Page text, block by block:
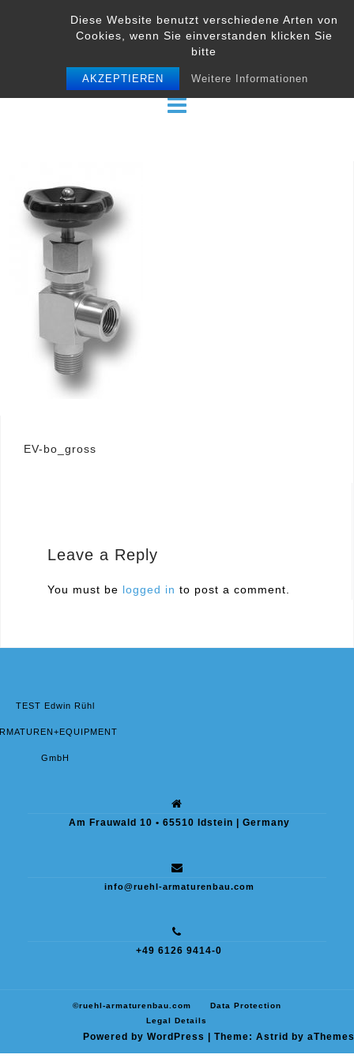
Diese Website benutzt verschiedene Arten von
Cookies, wenn Sie einverstanden klicken Sie
bitte
AKZEPTIEREN Weitere Informationen
Post
EV-bo_gross
Leave a Reply
You must be logged in to post a comment.
TEST Edwin Rühl
GmbH
Am Frauwald 10 • 65510 Idstein | Germany
info@ruehl-armaturenbau.com
+49 6126 9414-0
©ruehl-armaturenbau.com
Data Protection
Legal Details
Powered by WordPress Theme: Astrid by